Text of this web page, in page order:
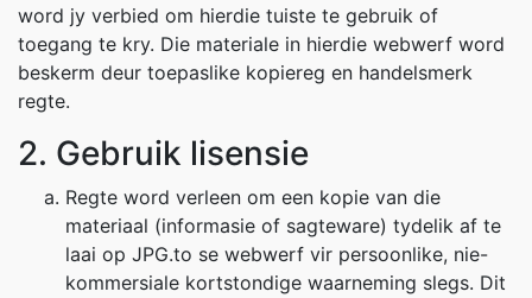
word jy verbied om hierdie tuiste te gebruik of
toegang te kry. Die materiale in hierdie webwerf word
beskerm deur toepaslike kopiereg en handelsmerk
regte.
2. Gebruik lisensie
Regte word verleen om een kopie van die
materiaal (informasie of sagteware) tydelik af te
laai op JPG.to se webwerf vir persoonlike, nie-
kommersiale kortstondige waarneming slegs. Dit